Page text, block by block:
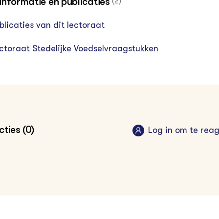
van dit lectoraat
Stedelijke Voedselvraagstukken
(0) Log in om te